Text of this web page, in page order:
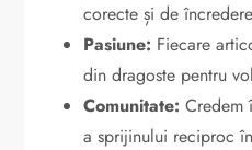
corecte și de
Pasiune: Fiecare
din dragoste pentru
Comunitate: Credem
a sprijinului reciproc